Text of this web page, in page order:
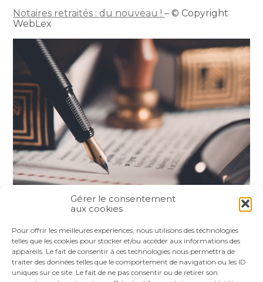
Gérer le consentement
aux cookies
Pour offrir les meilleures expériences, nous utilisons des technologies
telles que les cookies pour stocker et/ou accéder aux informations des
appareils. Le fait de consentir à ces technologies nous permettra de
traiter des données telles que le comportement de navigation ou les ID
uniques sur ce site. Le fait de ne pas consentir ou de retirer son
Notaires retraités : du nouveau !– © Copyright
WebLex
FaceBook
TwitterLinkedIn